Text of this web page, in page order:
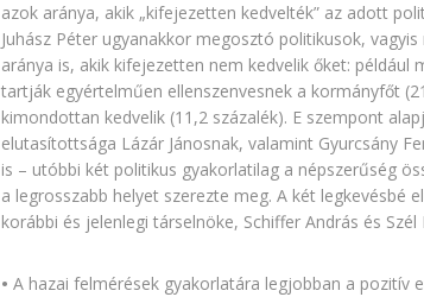
azok aránya, akik „kifejezetten kedvelték” az adott
Juhász Péter ugyanakkor megosztó politikusok,
aránya is, akik kifejezetten nem kedvelik őket: például
tartják egyértelműen ellenszenvesnek a kormányfőt
kimondottan kedvelik (11,2 százalék). E szempont
elutasítottsága Lázár Jánosnak, valamint Gyurcsány
is – utóbbi két politikus gyakorlatilag a népszerűség
a legrosszabb helyet szerezte meg. A két legkevésbé
korábbi és jelenlegi társelnöke, Schiffer András és Szél
• A hazai felmérések gyakorlatára legjobban a pozitív